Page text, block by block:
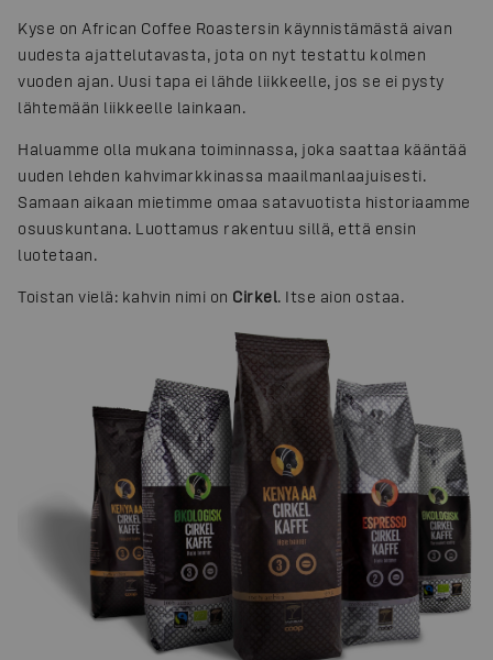
Kyse on African Coffee Roastersin käynnistämästä aivan
uudesta ajattelutavasta, jota on nyt testattu kolmen
vuoden ajan. Uusi tapa ei lähde liikkeelle, jos se ei pysty
lähtemään liikkeelle lainkaan.
Haluamme olla mukana toiminnassa, joka saattaa kääntää
uuden lehden kahvimarkkinassa maailmanlaajuisesti.
Samaan aikaan mietimme omaa satavuotista historiaamme
osuuskuntana. Luottamus rakentuu sillä, että ensin
luotetaan.
Toistan vielä: kahvin nimi on Cirkel. Itse aion ostaa.